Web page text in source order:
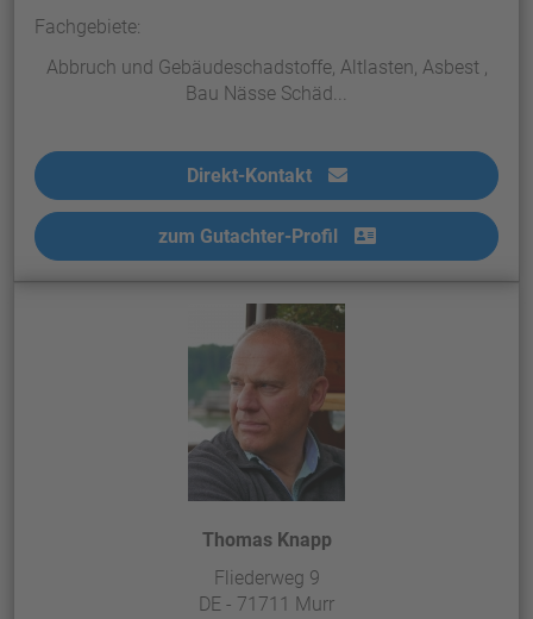
Fachgebiete:
Abbruch und Gebäudeschadstoffe, Altlasten, Asbest ,
Bau Nässe Schäd...
Direkt-Kontakt
zum Gutachter-Profil
Thomas Knapp
Fliederweg 9
DE - 71711 Murr